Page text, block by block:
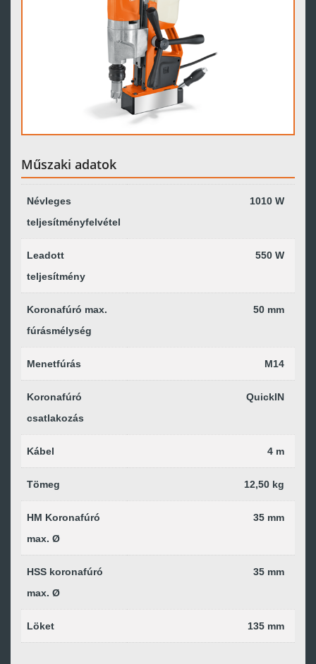
Műszaki adatok
Névleges
teljesítményfelvétel
1010 W
Leadott
teljesítmény
550 W
Koronafúró max.
fúrásmélység
50 mm
Menetfúrás M14
Koronafúró
csatlakozás
QuickIN
Kábel 4 m
Tömeg 12,50 kg
HM Koronafúró
max. Ø
35 mm
HSS koronafúró
max. Ø
35 mm
Löket 135 mm